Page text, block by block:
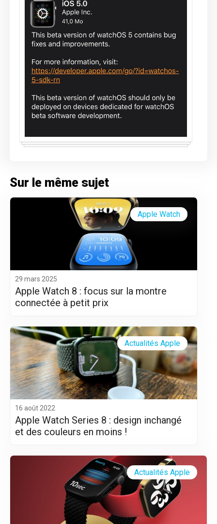
Sur le même sujet
29 mars 2025
Apple Watch 8 : focus sur la montre
connectée à petit prix
Apple Watch
16 août 2022
Apple Watch Series 8 : design inchangé
et des couleurs en moins !
Actualités Apple
Actualités Apple